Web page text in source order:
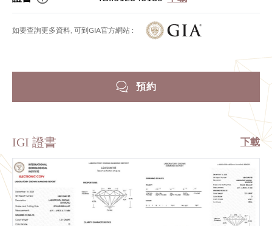
如要查詢更多資料, 可到GIA官方網站 :
預約
IGI 證書 下載